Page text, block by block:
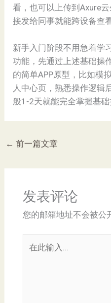
看，也可以上传到Axure
接发给同事就能跨设备查看
新手入门阶段不用急着学
功能，先通过上述基础操
的简单APP原型，比如模
人中心页，熟悉操作逻辑
般1-2天就能完全掌握基础
← 前一篇文章
发表评论
您的邮箱地址不会被公